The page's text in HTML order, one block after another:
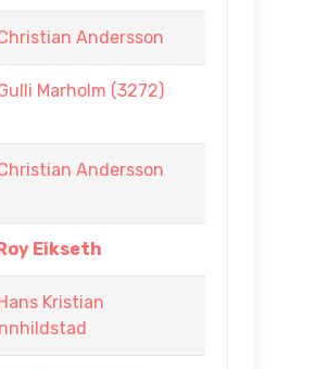
Andersson
Marholm (3272)
Andersson
Eikseth
Kristian